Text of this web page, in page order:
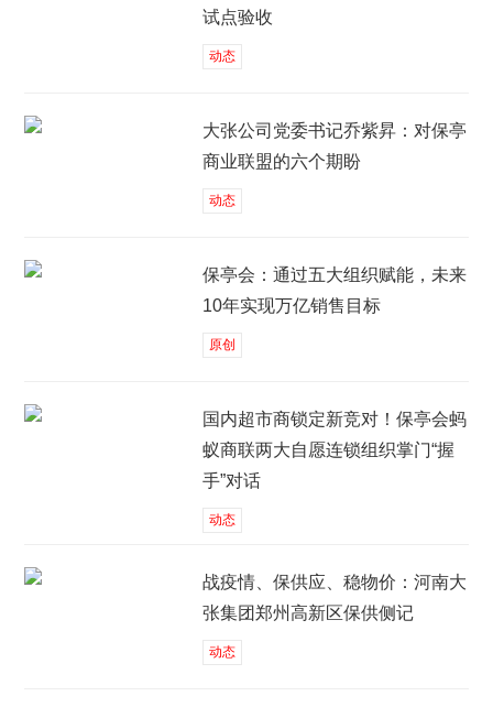
试点验收
动态
大张公司党委书记乔紫昇：对保亭
商业联盟的六个期盼
动态
保亭会：通过五大组织赋能，未来
10年实现万亿销售目标
原创
国内超市商锁定新竞对！保亭会蚂
蚁商联两大自愿连锁组织掌门“握
手”对话
动态
战疫情、保供应、稳物价：河南大
张集团郑州高新区保供侧记
动态